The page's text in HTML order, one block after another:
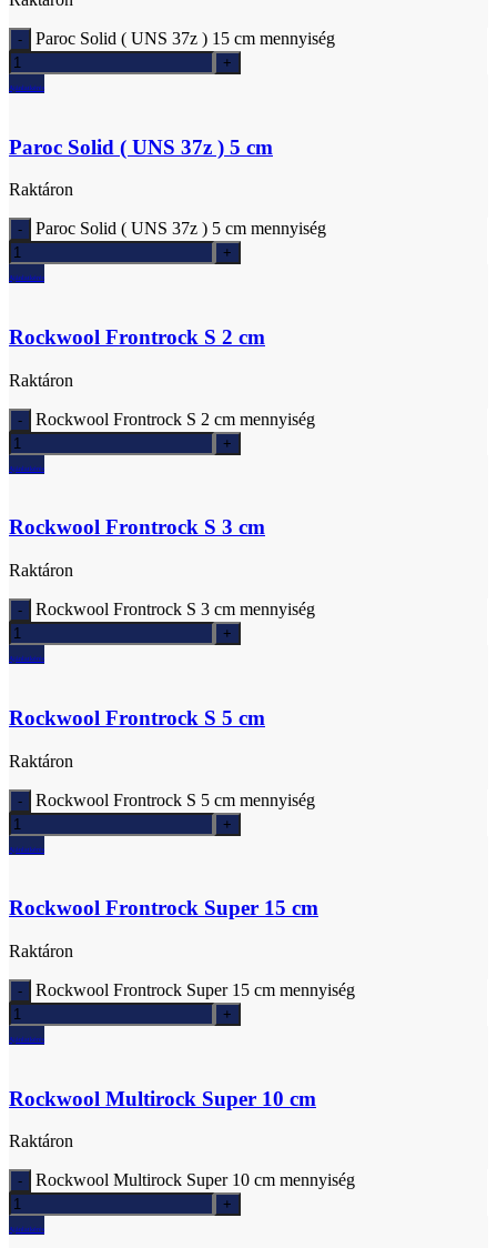
Paroc Solid ( UNS 37z ) 15 cm mennyiség
Ajánlatkérés
Paroc Solid ( UNS 37z ) 5 cm
Raktáron
Paroc Solid ( UNS 37z ) 5 cm mennyiség
Ajánlatkérés
Rockwool Frontrock S 2 cm
Raktáron
Rockwool Frontrock S 2 cm mennyiség
Ajánlatkérés
Rockwool Frontrock S 3 cm
Raktáron
Rockwool Frontrock S 3 cm mennyiség
Ajánlatkérés
Rockwool Frontrock S 5 cm
Raktáron
Rockwool Frontrock S 5 cm mennyiség
Ajánlatkérés
Rockwool Frontrock Super 15 cm
Raktáron
Rockwool Frontrock Super 15 cm mennyiség
Ajánlatkérés
Rockwool Multirock Super 10 cm
Raktáron
Rockwool Multirock Super 10 cm mennyiség
Ajánlatkérés